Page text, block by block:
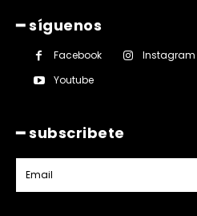
━ síguenos
Facebook Instagram
Youtube
━ subscribete